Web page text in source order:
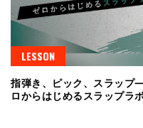
LESSON
指弾き、ピック、スラッ
ロからはじめるスラップラ